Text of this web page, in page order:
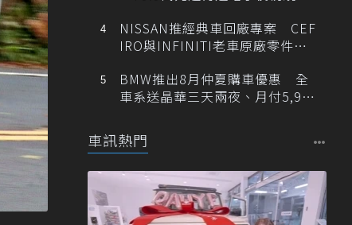
NISSAN推經典車回廠專案 CEF
IRO與INFINITI老車原廠零件最
BMW推出8月仲夏購車優惠 全
車系送晶華三天兩夜、月付5,900
車訊熱門